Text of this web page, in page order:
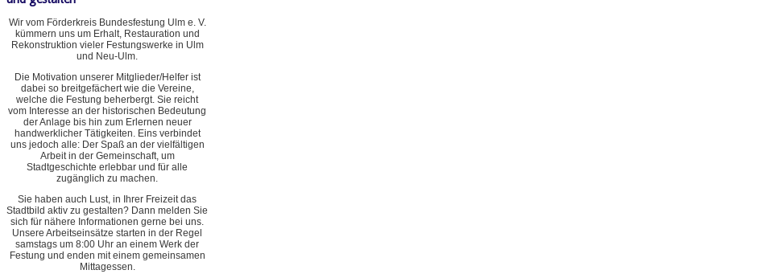
Wir vom Förderkreis Bundesfestung Ulm e. V.
kümmern uns um Erhalt, Restauration und
Rekonstruktion vieler Festungswerke in Ulm
und Neu-Ulm.
Die Motivation unserer Mitglieder/Helfer ist
dabei so breitgefächert wie die Vereine,
welche die Festung beherbergt. Sie reicht
vom Interesse an der historischen Bedeutung
der Anlage bis hin zum Erlernen neuer
handwerklicher Tätigkeiten. Eins verbindet
uns jedoch alle: Der Spaß an der vielfältigen
Arbeit in der Gemeinschaft, um
Stadtgeschichte erlebbar und für alle
zugänglich zu machen.
Sie haben auch Lust, in Ihrer Freizeit das
Stadtbild aktiv zu gestalten? Dann melden Sie
sich für nähere Informationen gerne bei uns.
Unsere Arbeitseinsätze starten in der Regel
samstags um 8:00 Uhr an einem Werk der
Festung und enden mit einem gemeinsamen
Mittagessen.